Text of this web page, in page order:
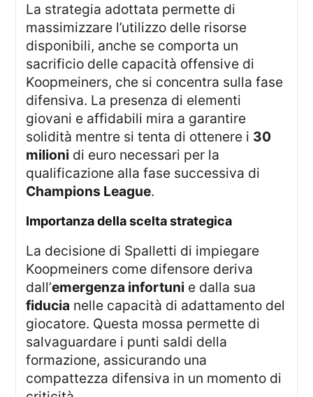
La strategia adottata permette di
massimizzare l’utilizzo delle risorse
disponibili, anche se comporta un
sacrificio delle capacità offensive di
Koopmeiners, che si concentra sulla fase
difensiva. La presenza di elementi
giovani e affidabili mira a garantire
solidità mentre si tenta di ottenere i 30
milioni di euro necessari per la
qualificazione alla fase successiva di
Champions League.
importanza della scelta strategica
La decisione di Spalletti di impiegare
Koopmeiners come difensore deriva
dall’emergenza infortuni e dalla sua
fiducia nelle capacità di adattamento del
giocatore. Questa mossa permette di
salvaguardare i punti saldi della
formazione, assicurando una
compattezza difensiva in un momento di